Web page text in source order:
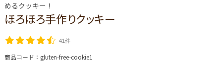
めるクッキー！
ほろほろ手作りクッキー
41件
商品コード： gluten-free-cookie1